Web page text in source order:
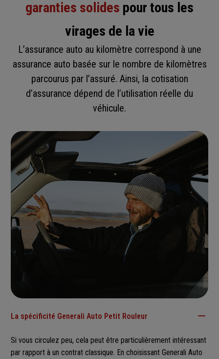
garanties solides pour tous les
virages de la vie
L’assurance auto au kilomètre correspond à une
assurance auto basée sur le nombre de kilomètres
parcourus par l’assuré. Ainsi, la cotisation
d’assurance dépend de l’utilisation réelle du
véhicule.
La spécificité Generali Auto Petit Rouleur
Si vous circulez peu, cela peut être particulièrement intéressant
par rapport à un contrat classique. En choisissant Generali Auto